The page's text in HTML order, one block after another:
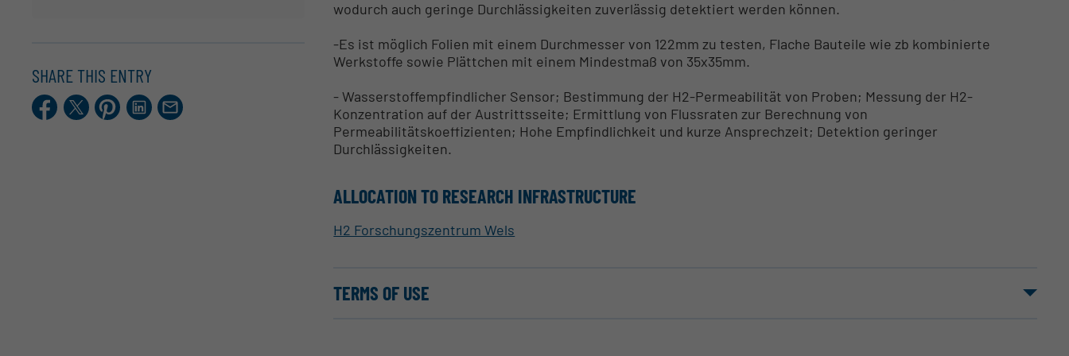
wodurch auch geringe Durchlässigkeiten zuverlässig detektiert werden können.
-Es ist möglich Folien mit einem Durchmesser von 122mm zu testen, Flache Bauteile wie zb kombinierte
Werkstoffe sowie Plättchen mit einem Mindestmaß von 35x35mm.
- Wasserstoffempfindlicher Sensor; Bestimmung der H2-Permeabilität von Proben; Messung der H2-
Konzentration auf der Austrittsseite; Ermittlung von Flussraten zur Berechnung von
Permeabilitätskoeffizienten; Hohe Empfindlichkeit und kurze Ansprechzeit; Detektion geringer
Durchlässigkeiten.
ALLOCATION TO RESEARCH INFRASTRUCTURE
H2 Forschungszentrum Wels
TERMS OF USE
SHARE THIS ENTRY
Facebook
X.comPinterestLinkedIn
E-
Mail